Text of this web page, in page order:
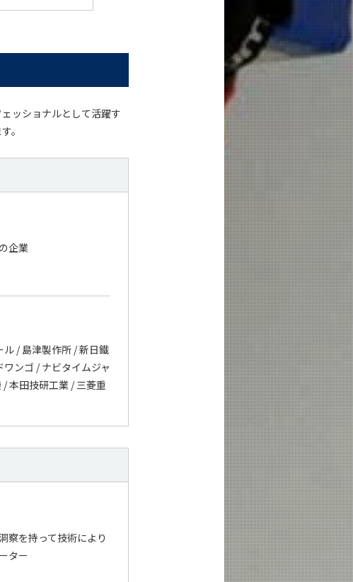
ッショナルとして活躍す
。
企業
/ 島津製作所 / 新日鐵
ンゴ / ナビタイムジャ
本田技研工業 / 三菱重
察を持って技術により
ター